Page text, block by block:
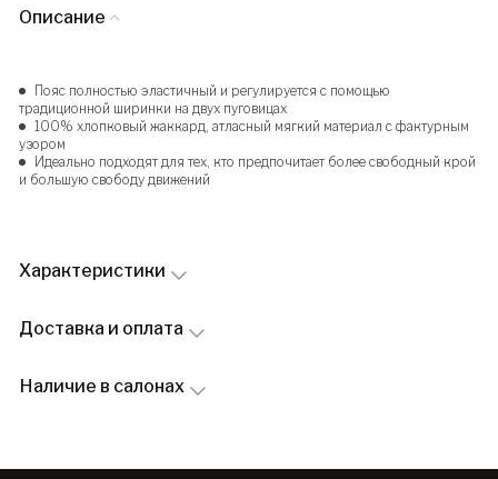
Описание
Пояс полностью эластичный и регулируется с помощью
традиционной ширинки на двух пуговицах
100% хлопковый жаккард, атласный мягкий материал с фактурным
узором
Идеально подходят для тех, кто предпочитает более свободный крой
и большую свободу движений
Характеристики
Доставка и оплата
Наличие в салонах